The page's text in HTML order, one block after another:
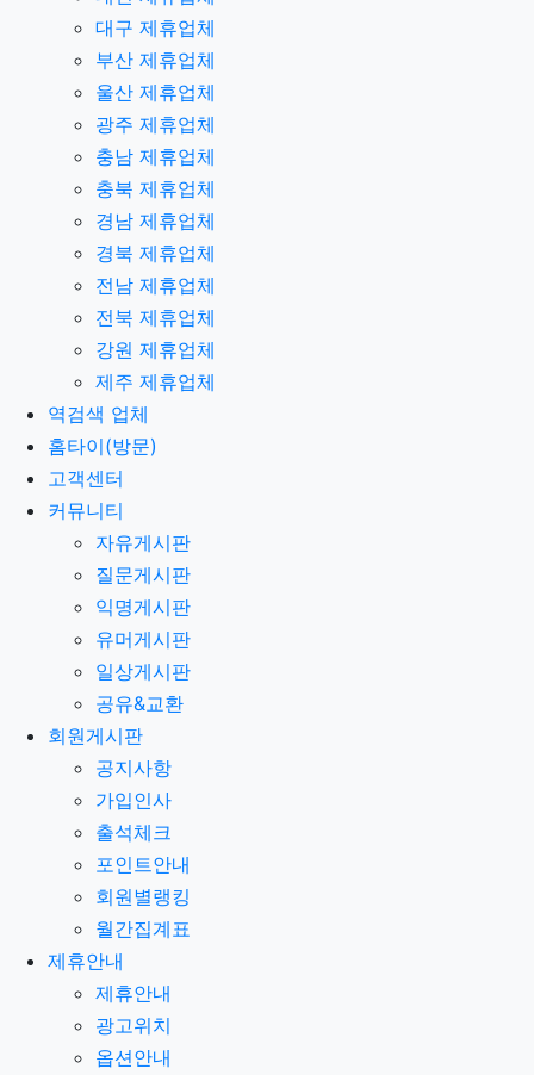
대구 제휴업체
부산 제휴업체
울산 제휴업체
광주 제휴업체
충남 제휴업체
충북 제휴업체
경남 제휴업체
경북 제휴업체
전남 제휴업체
전북 제휴업체
강원 제휴업체
제주 제휴업체
역검색 업체
홈타이(방문)
고객센터
커뮤니티
자유게시판
질문게시판
익명게시판
유머게시판
일상게시판
공유&교환
회원게시판
공지사항
가입인사
출석체크
포인트안내
회원별랭킹
월간집계표
제휴안내
제휴안내
광고위치
옵션안내